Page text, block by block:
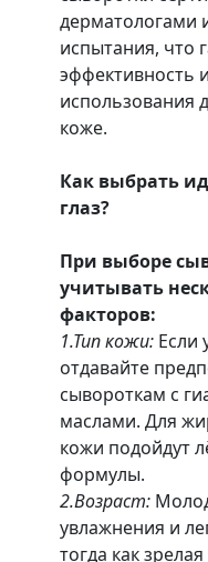
дерматологами
испытания, что
эффективность
использования
коже.
Как выбрать
глаз?
При выборе
учитывать
факторов:
1.Тип кожи:Если
отдавайте
сывороткам с
маслами. Для
кожи подойдут
формулы.
2.Возраст:
увлажнения и
тогда как